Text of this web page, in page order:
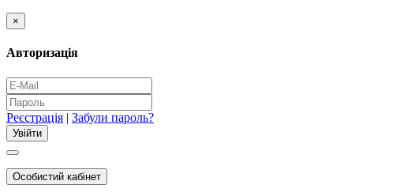
×
Авторизація
Реєстрація | Забули пароль?
Особистий кабінет